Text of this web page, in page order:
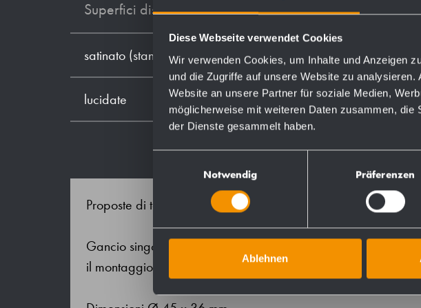
Diese Webseite verwendet Cookies
Wir verwenden Cookies, um Inhalte und Anzeigen
und die Zugriffe auf unsere Website zu
Website an unsere Partner für soziale Medien,
möglicherweise mit weiteren Daten zusammen,
der Dienste gesammelt haben.
Notwendig Präferenzen
Ablehnen
Superfici disponibili Numeri
satinato (standard) 720215
lucidate 735215
Proposte di testo per il capitolato:
Gancio singolo in acciaio inossidabile massiccio (acciaio al
il montaggio esterno. Attacco a parete a due punti di